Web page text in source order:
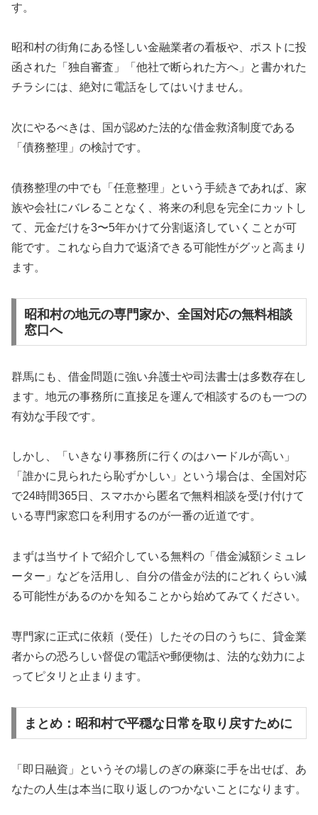
す。
昭和村の街角にある怪しい金融業者の看板や、ポストに投
函された「独自審査」「他社で断られた方へ」と書かれた
チラシには、絶対に電話をしてはいけません。
次にやるべきは、国が認めた法的な借金救済制度である
「債務整理」の検討です。
債務整理の中でも「任意整理」という手続きであれば、家
族や会社にバレることなく、将来の利息を完全にカットし
て、元金だけを3〜5年かけて分割返済していくことが可
能です。これなら自力で返済できる可能性がグッと高まり
ます。
昭和村の地元の専門家か、全国対応の無料相談
窓口へ
群馬にも、借金問題に強い弁護士や司法書士は多数存在し
ます。地元の事務所に直接足を運んで相談するのも一つの
有効な手段です。
しかし、「いきなり事務所に行くのはハードルが高い」
「誰かに見られたら恥ずかしい」という場合は、全国対応
で24時間365日、スマホから匿名で無料相談を受け付けて
いる専門家窓口を利用するのが一番の近道です。
まずは当サイトで紹介している無料の「借金減額シミュレ
ーター」などを活用し、自分の借金が法的にどれくらい減
る可能性があるのかを知ることから始めてみてください。
専門家に正式に依頼（受任）したその日のうちに、貸金業
者からの恐ろしい督促の電話や郵便物は、法的な効力によ
ってピタリと止まります。
まとめ：昭和村で平穏な日常を取り戻すために
「即日融資」というその場しのぎの麻薬に手を出せば、あ
なたの人生は本当に取り返しのつかないことになります。